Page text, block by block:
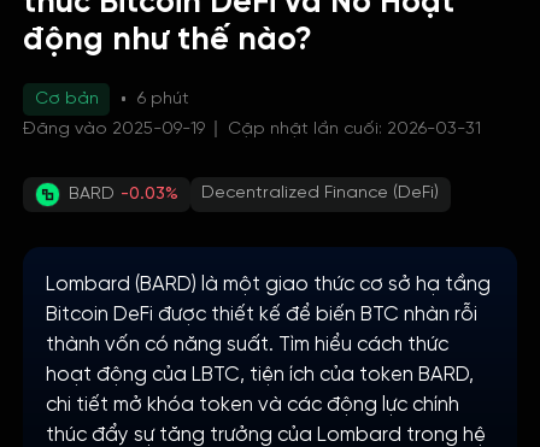
động như thế nào?
Cơ bản
6 phút
Đăng vào 2025-09-19
Cập nhật lần cuối: 2026-03-31
BARD -0.03% Decentralized Finance (DeFi)
Lombard (BARD) là một giao thức cơ sở hạ tầng
Bitcoin DeFi được thiết kế để biến BTC nhàn rỗi
thành vốn có năng suất. Tìm hiểu cách thức
hoạt động của LBTC, tiện ích của token BARD,
chi tiết mở khóa token và các động lực chính
thúc đẩy sự tăng trưởng của Lombard trong hệ